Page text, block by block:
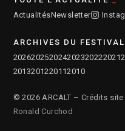
ActualitésNewsletter
ARCHIVES DU FESTIVAL
202620252024202320222021
2013201220112010
© 2026 ARCALT – Crédits site
Ronald Curchod